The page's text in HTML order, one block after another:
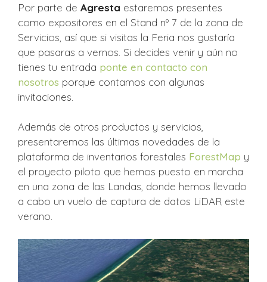
Por parte de Agresta estaremos presentes
como expositores en el Stand nº 7 de la zona de
Servicios, así que si visitas la Feria nos gustaría
que pasaras a vernos. Si decides venir y aún no
tienes tu entrada ponte en contacto con
nosotros porque contamos con algunas
invitaciones.
Además de otros productos y servicios,
presentaremos las últimas novedades de la
plataforma de inventarios forestales ForestMap y
el proyecto piloto que hemos puesto en marcha
en una zona de las Landas, donde hemos llevado
a cabo un vuelo de captura de datos LiDAR este
verano.